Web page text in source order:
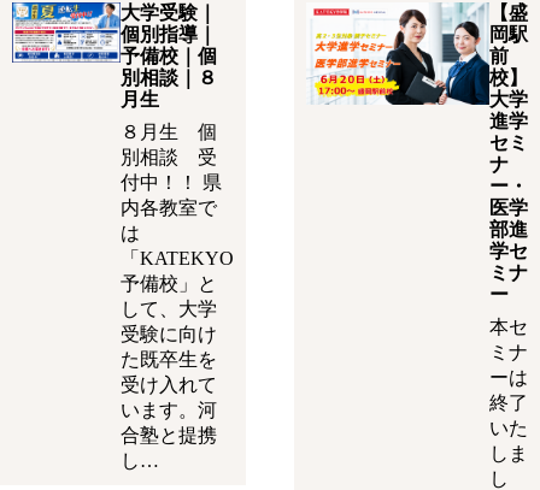
大学受験｜
個別指導｜
予備校｜個
別相談｜８
月生
８月生 個
別相談 受
付中！！ 県
内各教室で
は
「KATEKYO
予備校」と
して、大学
受験に向け
た既卒生を
受け入れて
います。河
合塾と提携
し…
【盛
岡駅
前
校】
大学
進学
セミ
ナ
ー・
医学
部進
学セ
ミナ
ー
本セ
ミナ
ーは
終了
いた
しま
し